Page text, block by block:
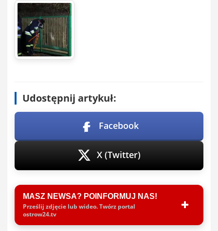
Udostępnij artykuł:
Facebook
X (Twitter)
MASZ NEWSA? POINFORMUJ NAS!
Prześlij zdjęcie lub wideo. Twórz portal
ostrow24.tv